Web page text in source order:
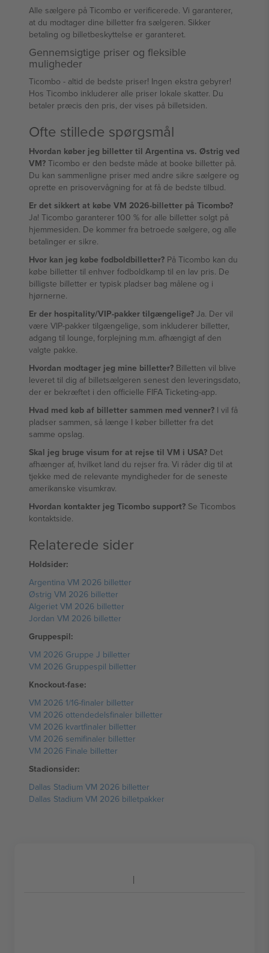
Alle sælgere på Ticombo er verificerede. Vi garanterer,
at du modtager dine billetter fra sælgeren. Sikker
betaling og billetbeskyttelse er garanteret.
Gennemsigtige priser og fleksible
muligheder
Ticombo - altid de bedste priser! Ingen ekstra gebyrer!
Hos Ticombo inkluderer alle priser lokale skatter. Du
betaler præcis den pris, der vises på billetsiden.
Ofte stillede spørgsmål
Hvordan køber jeg billetter til Argentina vs. Østrig ved
VM? Ticombo er den bedste måde at booke billetter på.
Du kan sammenligne priser med andre sikre sælgere og
oprette en prisovervågning for at få de bedste tilbud.
Er det sikkert at købe VM 2026-billetter på Ticombo?
Ja! Ticombo garanterer 100 % for alle billetter solgt på
hjemmesiden. De kommer fra betroede sælgere, og alle
betalinger er sikre.
Hvor kan jeg købe fodboldbilletter? På Ticombo kan du
købe billetter til enhver fodboldkamp til en lav pris. De
billigste billetter er typisk pladser bag målene og i
hjørnerne.
Er der hospitality/VIP-pakker tilgængelige? Ja. Der vil
være VIP-pakker tilgængelige, som inkluderer billetter,
adgang til lounge, forplejning m.m. afhængigt af den
valgte pakke.
Hvordan modtager jeg mine billetter? Billetten vil blive
leveret til dig af billetsælgeren senest den leveringsdato,
der er bekræftet i den officielle FIFA Ticketing-app.
Hvad med køb af billetter sammen med venner? I vil få
pladser sammen, så længe I køber billetter fra det
samme opslag.
Skal jeg bruge visum for at rejse til VM i USA? Det
afhænger af, hvilket land du rejser fra. Vi råder dig til at
tjekke med de relevante myndigheder for de seneste
amerikanske visumkrav.
Hvordan kontakter jeg Ticombo support? Se Ticombos
kontaktside.
Relaterede sider
Holdsider:
Argentina VM 2026 billetter
Østrig VM 2026 billetter
Algeriet VM 2026 billetter
Jordan VM 2026 billetter
Gruppespil:
VM 2026 Gruppe J billetter
VM 2026 Gruppespil billetter
Knockout-fase:
VM 2026 1/16-finaler billetter
VM 2026 ottendedelsfinaler billetter
VM 2026 kvartfinaler billetter
VM 2026 semifinaler billetter
VM 2026 Finale billetter
Stadionsider:
Dallas Stadium VM 2026 billetter
Dallas Stadium VM 2026 billetpakker